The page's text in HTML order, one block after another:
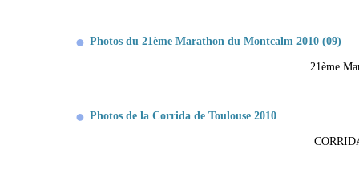
Photos du 21ème Marathon du Montcalm 2010 (09)
21ème
Photos de la Corrida de Toulouse 2010